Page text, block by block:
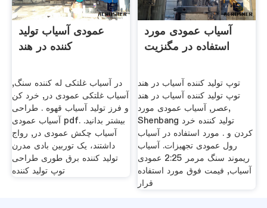
عمودی آسیاب تولید
کننده در هند
در آسیاب غلتکی له کننده سنگ,
آسیاب غلتکی عمودی در, خرد کن
و فرز تولید آسیاب قهوه . طراحی
آسیاب عمودی pdf. بیشتر بدانید.
آسیاب چکش عمودی در, رواج
داشتند، یک توربین بادی مدرن
تولید کننده برق طوری طراحی
توپ تولید کننده
آسیاب عمودی مورد
استفاده در مگنزیت
توپ تولید کننده آسیاب در هند
توپ تولید کننده آسیاب در هند
عصر, آسیاب عمودی مورد,
Shenbang تولید کننده خرد
کردن و . مورد استفاده در آسیاب
رول عمودی تجهیزات. آسیاب
ریموند سنگ مرمر 2:25 عمودی
آسیاب, فیمت فوق مورد استفاده
قرار